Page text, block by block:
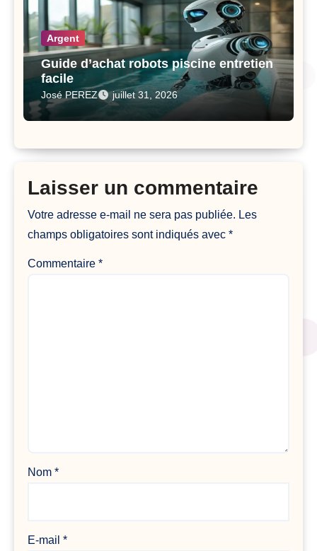
Argent
Guide d’achat robots piscine entretien
facile
José PEREZ juillet 31, 2026
Laisser un commentaire
Votre adresse e-mail ne sera pas publiée. Les
champs obligatoires sont indiqués avec*
Commentaire*
Nom*
E-mail*